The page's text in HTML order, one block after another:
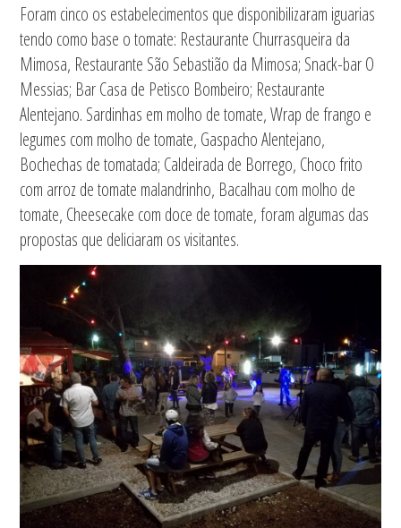
Foram cinco os estabelecimentos que disponibilizaram iguarias
tendo como base o tomate: Restaurante Churrasqueira da
Mimosa, Restaurante São Sebastião da Mimosa; Snack-bar O
Messias; Bar Casa de Petisco Bombeiro; Restaurante
Alentejano. Sardinhas em molho de tomate, Wrap de frango e
legumes com molho de tomate, Gaspacho Alentejano,
Bochechas de tomatada; Caldeirada de Borrego, Choco frito
com arroz de tomate malandrinho, Bacalhau com molho de
tomate, Cheesecake com doce de tomate, foram algumas das
propostas que deliciaram os visitantes.